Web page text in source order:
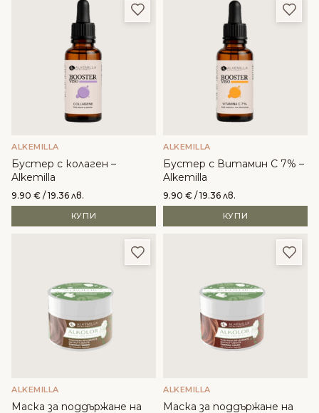
Добави в любими
ALKEMILLA
Бустер с колаген –
Alkemilla
9.90 € / 19.36 лв.
КУПИ
ALKEMILLA
Бустер с Витамин C 7% –
Alkemilla
9.90 € / 19.36 лв.
КУПИ
Добави в любими
ALKEMILLA
Маска за поддържане на
ALKEMILLA
Маска за поддържане на